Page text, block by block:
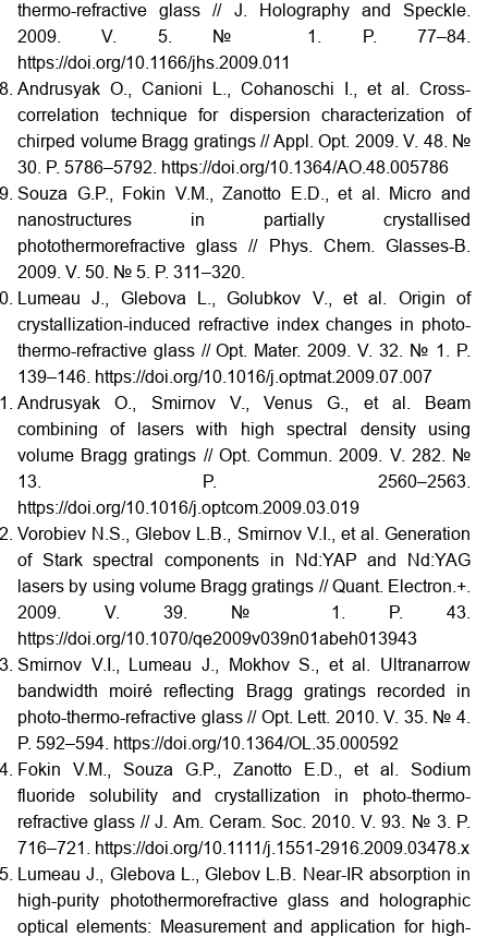
thermo-refractive glass // J. Holography and Speckle.
2009. V. 5. № 1. P. 77–84.
https://doi.org/10.1166/jhs.2009.011
Andrusyak O., Canioni L., Cohanoschi I., et al. Cross-
correlation technique for dispersion characterization of
chirped volume Bragg gratings // Appl. Opt. 2009. V. 48. №
30. P. 5786–5792. https://doi.org/10.1364/AO.48.005786
Souza G.P., Fokin V.M., Zanotto E.D., et al. Micro and
nanostructures in partially crystallised
photothermorefractive glass // Phys. Chem. Glasses-B.
2009. V. 50. № 5. P. 311–320.
Lumeau J., Glebova L., Golubkov V., et al. Origin of
crystallization-induced refractive index changes in photo-
thermo-refractive glass // Opt. Mater. 2009. V. 32. № 1. P.
139–146. https://doi.org/10.1016/j.optmat.2009.07.007
Andrusyak O., Smirnov V., Venus G., et al. Beam
combining of lasers with high spectral density using
volume Bragg gratings // Opt. Commun. 2009. V. 282. №
13. P. 2560–2563.
https://doi.org/10.1016/j.optcom.2009.03.019
Vorobiev N.S., Glebov L.B., Smirnov V.I., et al. Generation
of Stark spectral components in Nd:YAP and Nd:YAG
lasers by using volume Bragg gratings // Quant. Electron.+.
2009. V. 39. № 1. P. 43.
https://doi.org/10.1070/qe2009v039n01abeh013943
Smirnov V.I., Lumeau J., Mokhov S., et al. Ultranarrow
bandwidth moiré reflecting Bragg gratings recorded in
photo-thermo-refractive glass // Opt. Lett. 2010. V. 35. № 4.
P. 592–594. https://doi.org/10.1364/OL.35.000592
Fokin V.M., Souza G.P., Zanotto E.D., et al. Sodium
fluoride solubility and crystallization in photo-thermo-
refractive glass // J. Am. Ceram. Soc. 2010. V. 93. № 3. P.
716–721. https://doi.org/10.1111/j.1551-2916.2009.03478.x
Lumeau J., Glebova L., Glebov L.B. Near-IR absorption in
high-purity photothermorefractive glass and holographic
optical elements: Measurement and application for high-